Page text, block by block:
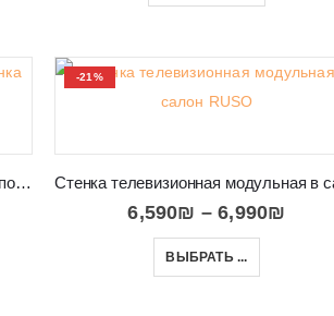
Элегантная белая с золотом стенка под телевизор GOLDIN 12
-21%
6,590₪ –6,990₪
ВЫБРАТЬ ...